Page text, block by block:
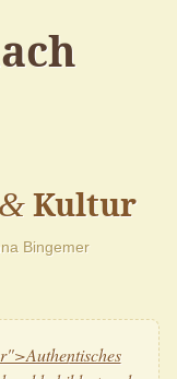
&Kultur
Bingemer